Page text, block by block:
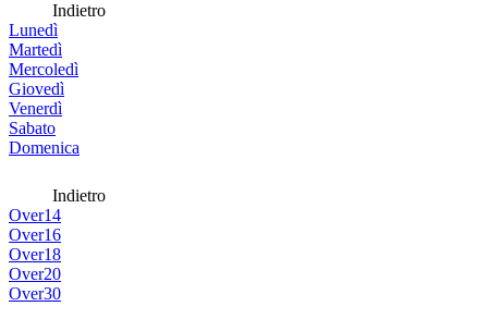
Indietro
Lunedì
Martedì
Mercoledì
Giovedì
Venerdì
Sabato
Domenica
Indietro
Over14
Over16
Over18
Over20
Over30